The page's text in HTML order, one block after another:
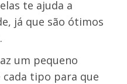
te ajuda a
já que são ótimos
um pequeno
cada tipo para que